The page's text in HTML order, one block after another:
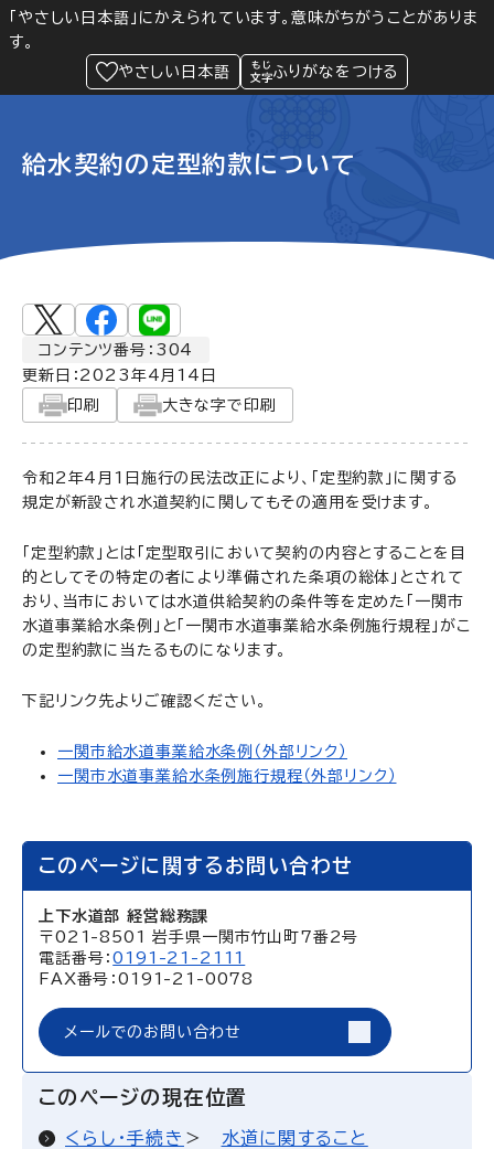
「やさしい日本語」にかえられています。意味がちがうことがありま
す。
やさしい日本語
ふりがなをつける
Language 閲覧支援
緊急情報
給水契約の定型約款について
コンテンツ番号：304
更新日： 2023年4月14日
印刷
大きな字で印刷
令和2年4月1日施行の民法改正により、「定型約款」に関する
規定が新設され水道契約に関してもその適用を受けます。
「定型約款」とは「定型取引において契約の内容とすることを目
的としてその特定の者により準備された条項の総体」とされて
おり、当市においては水道供給契約の条件等を定めた「一関市
水道事業給水条例」と「一関市水道事業給水条例施行規程」がこ
の定型約款に当たるものになります。
下記リンク先よりご確認ください。
一関市給水道事業給水条例（外部リンク）
一関市水道事業給水条例施行規程（外部リンク）
このページに関するお問い合わせ
上下水道部 経営総務課
〒021-8501 岩手県一関市竹山町7番2号
電話番号：0191-21-2111
FAX番号：0191-21-0078
メールでのお問い合わせ
このページの現在位置
くらし・手続き
水道に関すること